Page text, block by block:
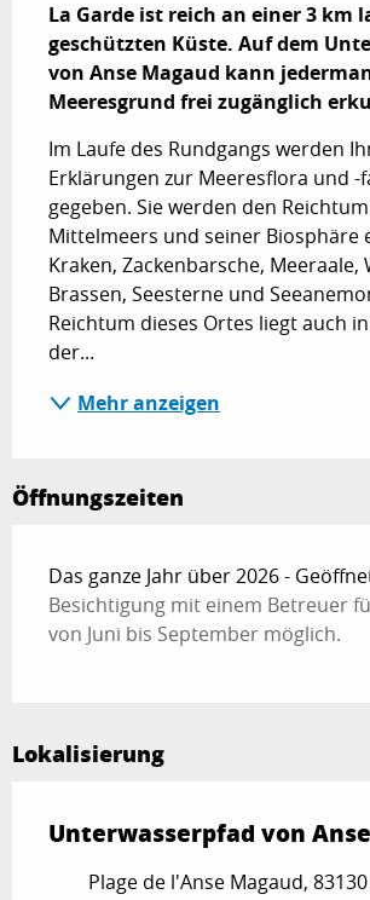
La Garde ist reich an einer 3 km
geschützten Küste. Auf dem
von Anse Magaud kann
Meeresgrund frei zugänglich
Im Laufe des Rundgangs werden
Erklärungen zur Meeresflora und -
gegeben. Sie werden den
Mittelmeers und seiner Biosphäre
Kraken, Zackenbarsche, Meeraale,
Brassen, Seesterne und
Reichtum dieses Ortes liegt auch
der...
Mehr anzeigen
Öffnungszeiten
Das ganze Jahr über 2026 -
Besichtigung mit einem Betreuer
von Juni bis September möglich.
Lokalisierung
Unterwasserpfad von
Plage de l'Anse Magaud,